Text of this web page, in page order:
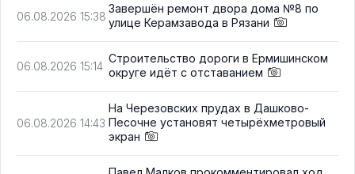
06.08.2026 15:38
Завершён ремонт двора дома №8 по
улице Керамзавода в Рязани
06.08.2026 15:14
Строительство дороги в Ермишинском
округе идёт с отставанием
06.08.2026 14:43
На Черезовских прудах в Дашково-
Песочне установят четырёхметровый
экран